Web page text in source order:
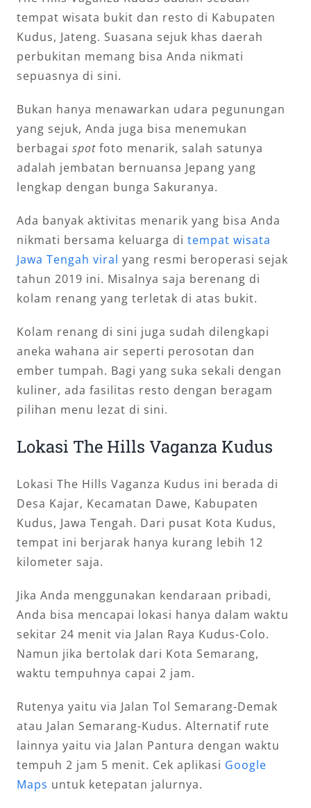
tempat wisata bukit dan resto di Kabupaten
Kudus, Jateng. Suasana sejuk khas daerah
perbukitan memang bisa Anda nikmati
sepuasnya di sini.
Bukan hanya menawarkan udara pegunungan
yang sejuk, Anda juga bisa menemukan
berbagai spotfoto menarik, salah satunya
adalah jembatan bernuansa Jepang yang
lengkap dengan bunga Sakuranya.
Ada banyak aktivitas menarik yang bisa Anda
nikmati bersama keluarga di tempat wisata
Jawa Tengah viral yang resmi beroperasi sejak
tahun 2019 ini. Misalnya saja berenang di
kolam renang yang terletak di atas bukit.
Kolam renang di sini juga sudah dilengkapi
aneka wahana air seperti perosotan dan
ember tumpah. Bagi yang suka sekali dengan
kuliner, ada fasilitas resto dengan beragam
pilihan menu lezat di sini.
Lokasi The Hills Vaganza Kudus
Lokasi The Hills Vaganza Kudus ini berada di
Desa Kajar, Kecamatan Dawe, Kabupaten
Kudus, Jawa Tengah. Dari pusat Kota Kudus,
tempat ini berjarak hanya kurang lebih 12
kilometer saja.
Jika Anda menggunakan kendaraan pribadi,
Anda bisa mencapai lokasi hanya dalam waktu
sekitar 24 menit via Jalan Raya Kudus-Colo.
Namun jika bertolak dari Kota Semarang,
waktu tempuhnya capai 2 jam.
Rutenya yaitu via Jalan Tol Semarang-Demak
atau Jalan Semarang-Kudus. Alternatif rute
lainnya yaitu via Jalan Pantura dengan waktu
tempuh 2 jam 5 menit. Cek aplikasi Google
Maps untuk ketepatan jalurnya.